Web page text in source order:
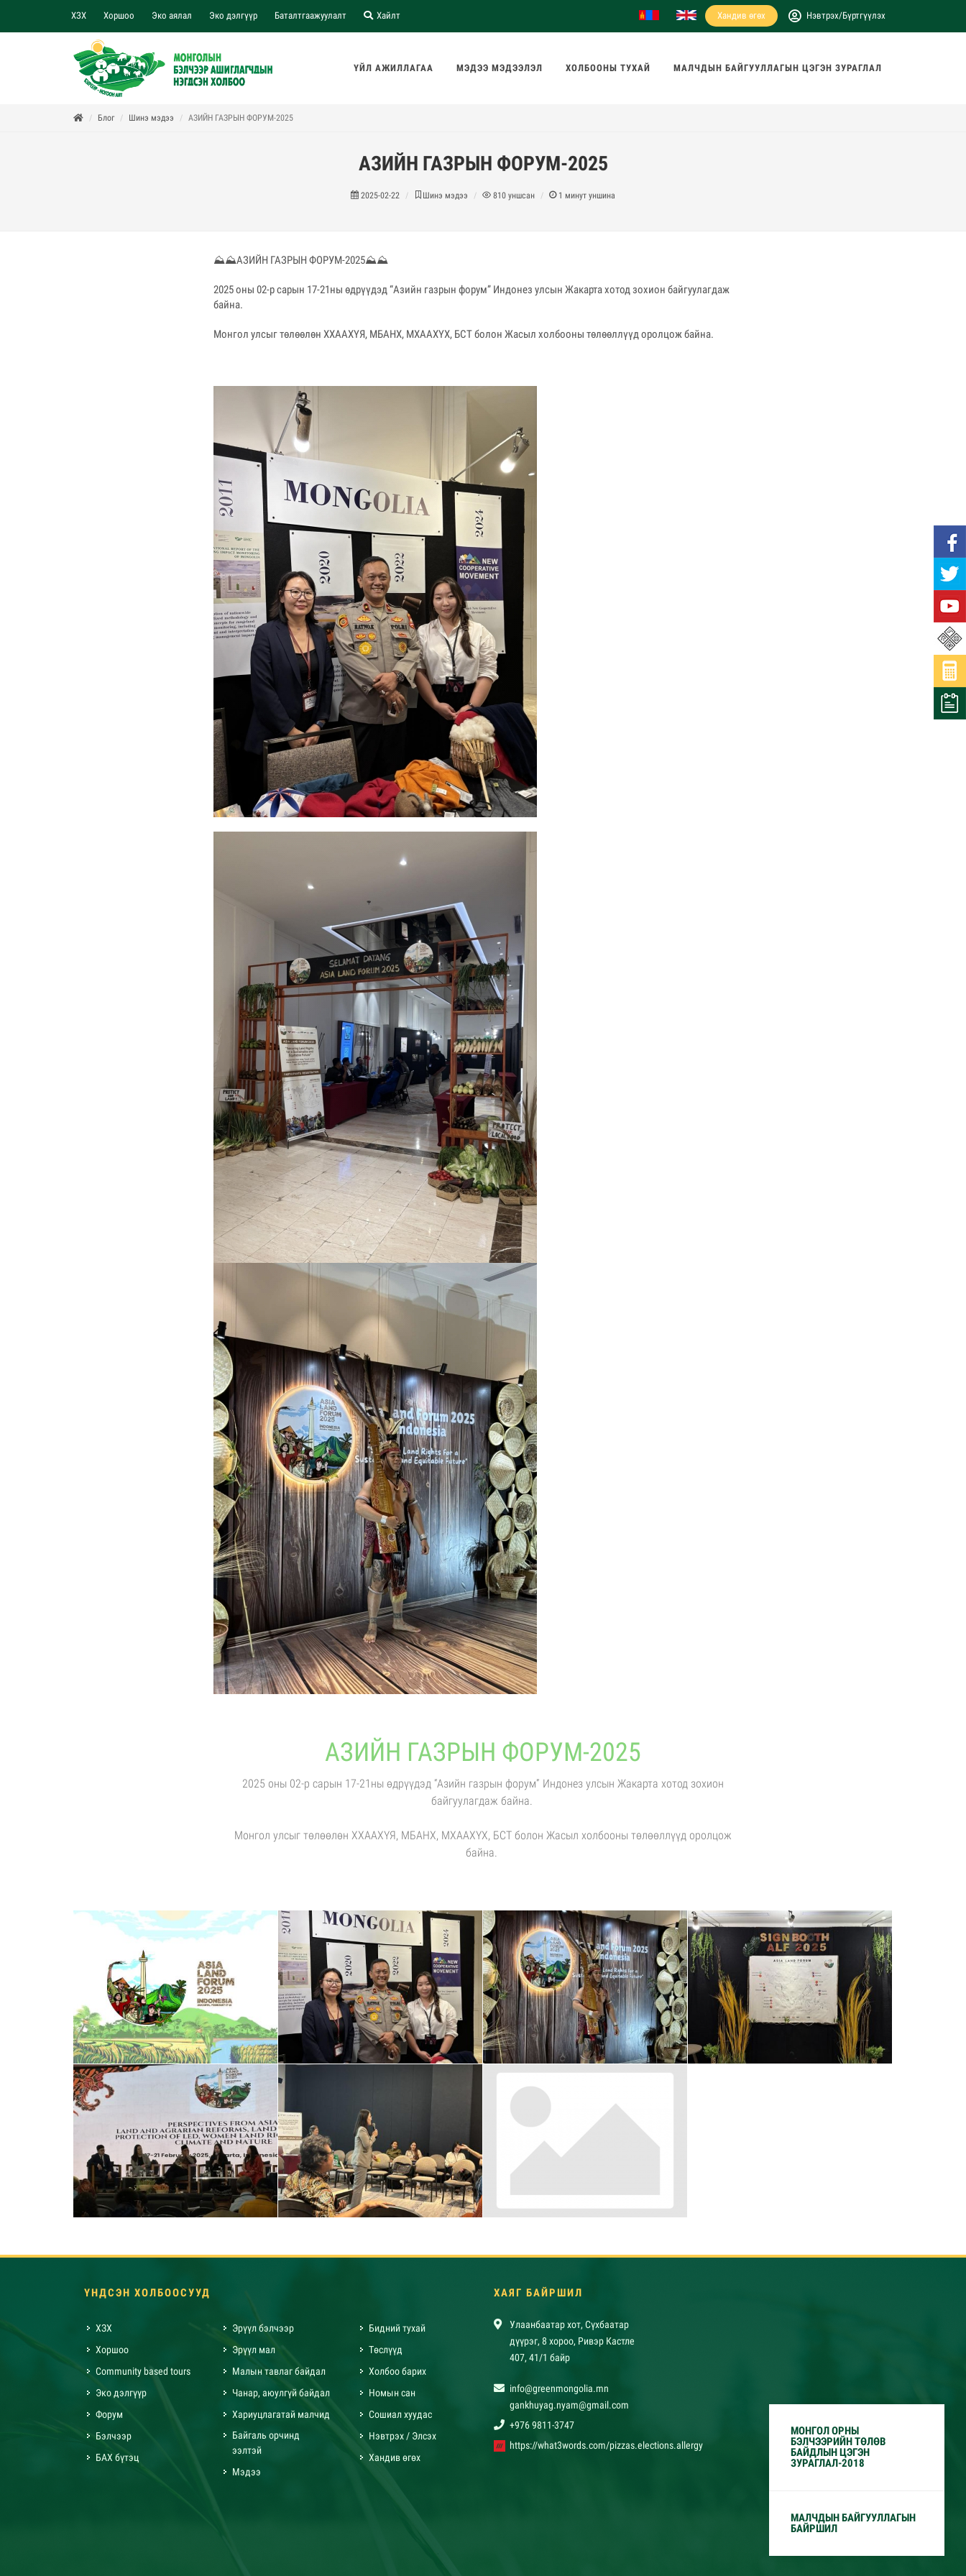
ХЗХ Хоршоо Эко аялал Эко дэлгүүр Баталтгаажуулалт Хайлт Хандив өгөх Нэвтрэх/Бүртгүүлэх
ҮЙЛ АЖИЛЛАГАА МЭДЭЭ МЭДЭЭЛЭЛ ХОЛБООНЫ ТУХАЙ МАЛЧДЫН БАЙГУУЛЛАГЫН ЦЭГЭН ЗУРАГЛАЛ
Блог Шинэ мэдээ АЗИЙН ГАЗРЫН ФОРУМ-2025
АЗИЙН ГАЗРЫН ФОРУМ-2025
2025-02-22 Шинэ мэдээ 810 уншсан 1 минут уншина
⛰️⛰️АЗИЙН ГАЗРЫН ФОРУМ-2025⛰️⛰️
2025 оны 02-р сарын 17-21ны өдрүүдэд “Азийн газрын форум” Индонез улсын Жакарта хотод зохион байгуулагдаж
байна.
Монгол улсыг төлөөлөн ХХААХҮЯ, МБАНХ, МХААХҮХ, БСТ болон Жасыл холбооны төлөөллүүд оролцож байна.
АЗИЙН ГАЗРЫН ФОРУМ-2025
2025 оны 02-р сарын 17-21ны өдрүүдэд “Азийн газрын форум” Индонез улсын Жакарта хотод зохион
байгуулагдаж байна.
Монгол улсыг төлөөлөн ХХААХҮЯ, МБАНХ, МХААХҮХ, БСТ болон Жасыл холбооны төлөөллүүд оролцож
байна.
ҮНДСЭН ХОЛБООСУУД
ХЗХ
Хоршоо
Community based tours
Эко дэлгүүр
Форум
Бэлчээр
БАХ бүтэц
Эрүүл бэлчээр
Эрүүл мал
Малын тавлаг байдал
Чанар, аюулгүй байдал
Хариуцлагатай малчид
Байгаль орчинд
ээлтэй
Мэдээ
Бидний тухай
Төслүүд
Холбоо барих
Номын сан
Сошиал хуудас
Нэвтрэх / Элсэх
Хандив өгөх
ХАЯГ БАЙРШИЛ
Улаанбаатар хот, Сүхбаатар
дүүрэг, 8 хороо, Ривэр Кастле
407, 41/1 байр
info@greenmongolia.mn
gankhuyag.nyam@gmail.com
+976 9811-3747
https://what3words.com/pizzas.elections.allergy
МОНГОЛ ОРНЫ
БЭЛЧЭЭРИЙН ТӨЛӨВ
БАЙДЛЫН ЦЭГЭН
ЗУРАГЛАЛ-2018
МАЛЧДЫН БАЙГУУЛЛАГЫН
БАЙРШИЛ